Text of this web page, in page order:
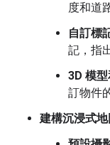
度和道
自訂標
記，指
3D 模
訂物件
建構沉浸式地